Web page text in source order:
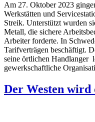
Am 27. Oktober 2023
Werkstätten und
Streik. Unterstützt wurden
Metall, die sichere
Arbeiter forderte. In
Tarifverträgen beschäftigt.
seine örtlichen Handlanger
gewerkschaftliche
Der Westen wird